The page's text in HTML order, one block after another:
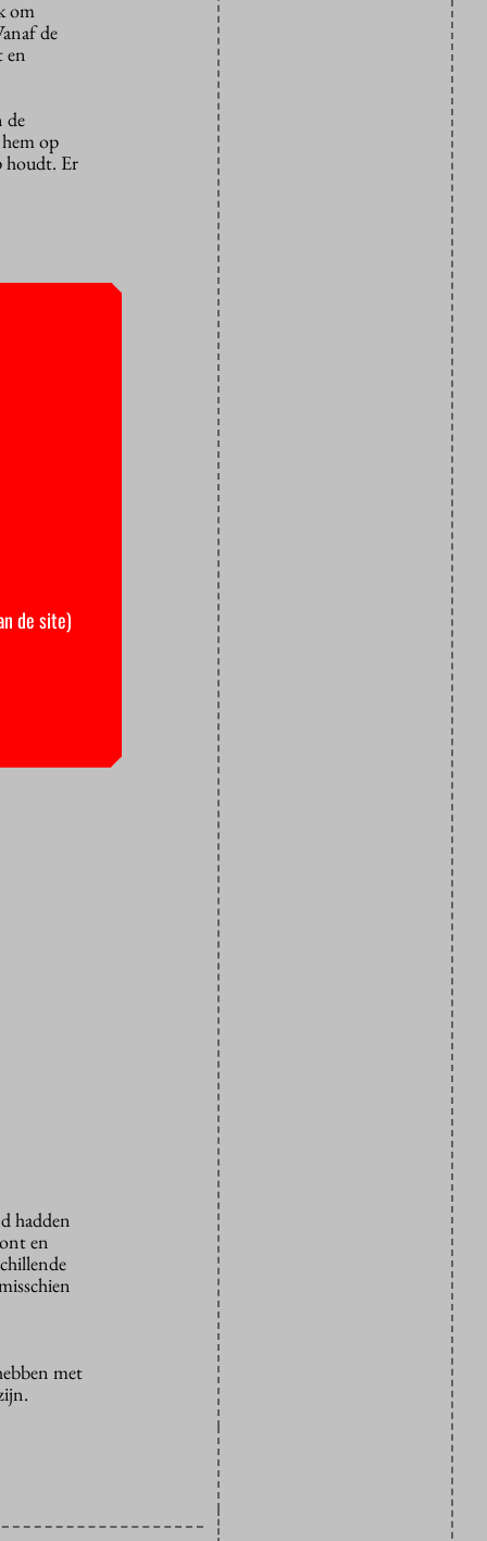
om
de
en
de
op
houdt. Er
hadden
en
met
de site)